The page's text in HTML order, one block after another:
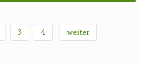
3 4 weiter